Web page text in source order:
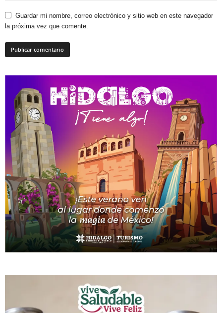
Guardar mi nombre, correo electrónico y sitio web en este navegador
la próxima vez que comente.